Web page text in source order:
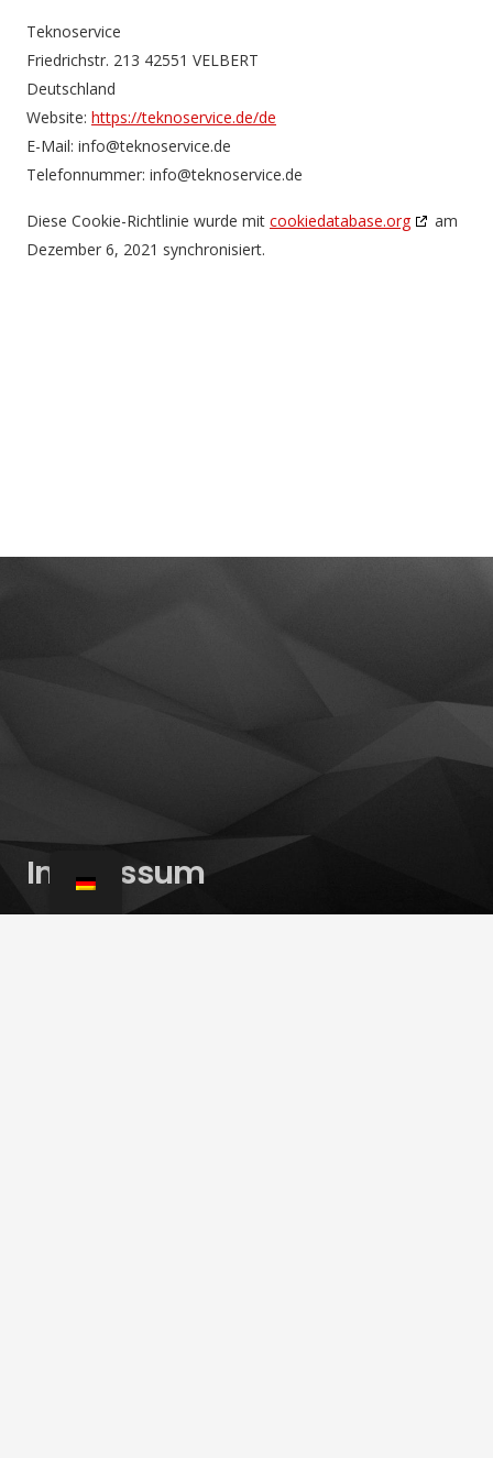
Teknoservice
Friedrichstr. 213 42551 VELBERT
Deutschland
Website: https://teknoservice.de/de
E-Mail: ed.ecivresonket@ofni
Telefonnummer: info@teknoservice.de
Diese Cookie-Richtlinie wurde mit cookiedatabase.org
am
Dezember 6, 2021 synchronisiert.
Impressum